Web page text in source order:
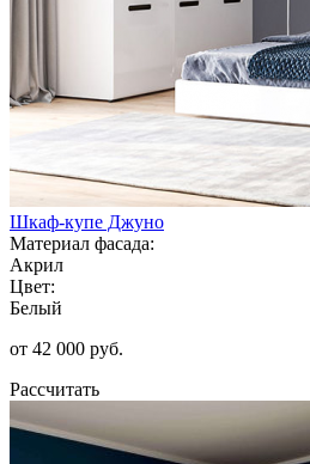
Шкаф-купе Джуно
Материал фасада:
Акрил
Цвет:
Белый
от 42 000 руб.
Рассчитать